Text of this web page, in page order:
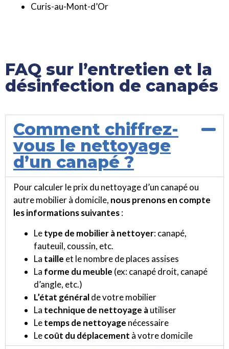
Curis-au-Mont-d’Or
FAQ sur l’entretien et la
désinfection de canapés
Comment chiffrez-
vous le nettoyage
d’un canapé ?
Pour calculer le prix du nettoyage d’un canapé ou
autre mobilier à domicile, nous prenons en compte
les informations suivantes:
Letype de mobilier à nettoyer: canapé,
fauteuil, coussin, etc.
La taille et le nombre de places assises
La forme du meuble (ex: canapé droit, canapé
d’angle, etc.)
L’état généralde votre mobilier
La technique de nettoyage àutiliser
Letemps de nettoyage nécessaire
Lecoût du déplacement à votre domicile